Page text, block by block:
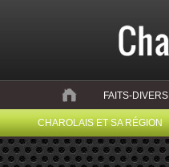
FAITS-DIVERS
CHAROLAIS ET SA RÉGION